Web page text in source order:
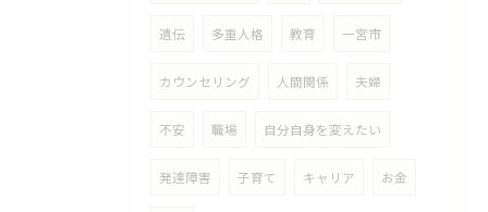
遺伝 多重人格 教育 一宮市
カウンセリング 人間関係 夫婦
不安 職場 自分自身を変えたい
発達障害 子育て キャリア お金